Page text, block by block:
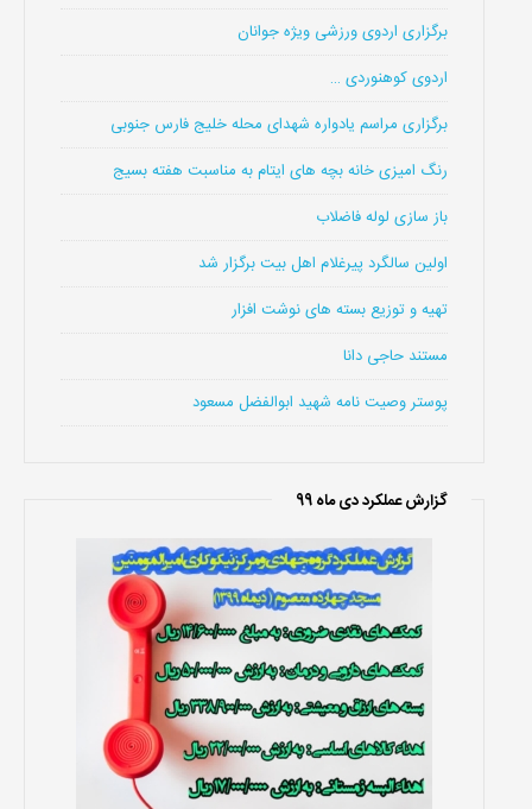
برگزاری اردوی ورزشی ویژه جوانان
اردوی کوهنوردی …
برگزاری مراسم یادواره شهدای محله خلیج فارس جنوبی
رنگ امیزی خانه بچه های ایتام به مناسبت هفته بسیج
باز سازی لوله فاضلاب
اولین سالگرد پیرغلام اهل بیت برگزار شد
تهیه و توزیع بسته های نوشت افزار
مستند حاجی دانا
پوستر وصیت نامه شهید ابوالفضل مسعود
گزارش عملکرد دی ماه 99